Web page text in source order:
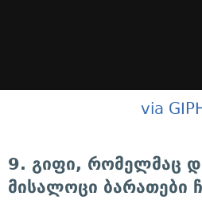
via
9. გიფი, რომელმაც
მისალოცი ბარათები